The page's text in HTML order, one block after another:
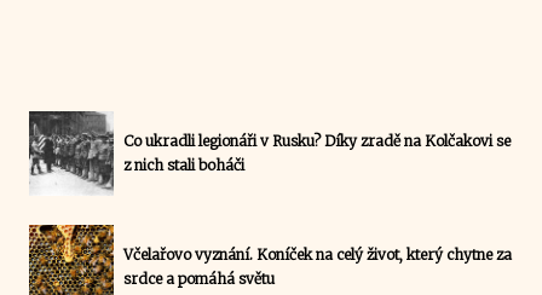
Co ukradli legionáři v Rusku? Díky zradě na Kolčakovi se
z nich stali boháči
Včelařovo vyznání. Koníček na celý život, který chytne za
srdce a pomáhá světu